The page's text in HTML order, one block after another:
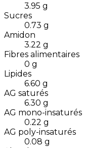
3.95 g
Sucres
0.73 g
Amidon
3.22 g
Fibres alimentaires
0 g
Lipides
6.60 g
AG saturés
6.30 g
AG mono-insaturés
0.22 g
AG poly-insaturés
0.08 g